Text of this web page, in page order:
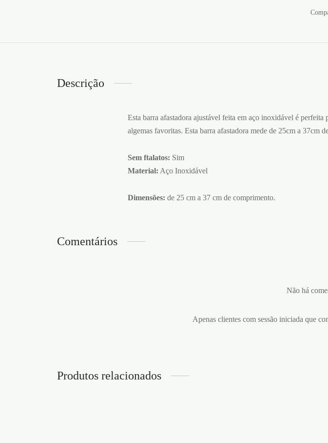
Descrição
Esta barra afastadora ajustável feita em aço inoxidável é
algemas favoritas. Esta barra afastadora mede de 25cm a 37cm
Sem ftalatos: Sim
Material: Aço Inoxidável
Dimensões: de 25 cm a 37 cm de comprimento.
Comentários
Não há
Apenas clientes com sessão iniciada que
Produtos relacionados